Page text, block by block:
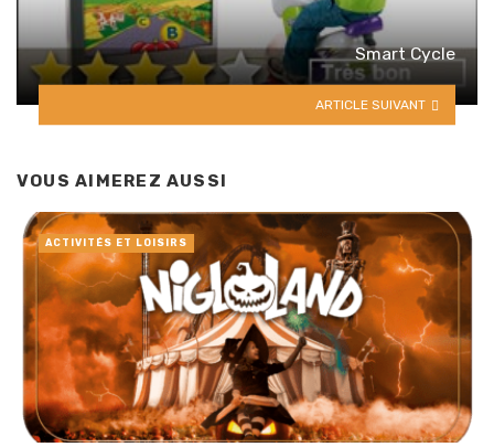
Smart Cycle
ARTICLE SUIVANT
VOUS AIMEREZ AUSSI
ACTIVITÉS ET LOISIRS